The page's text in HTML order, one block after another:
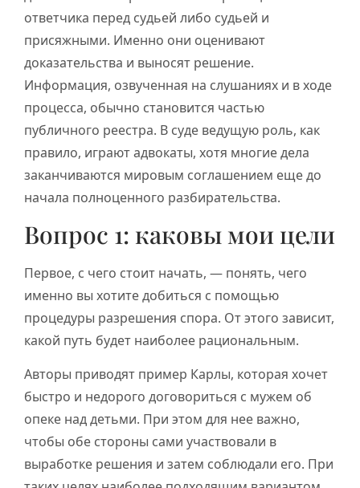
ответчика перед судьей либо судьей и
присяжными. Именно они оценивают
доказательства и выносят решение.
Информация, озвученная на слушаниях и в ходе
процесса, обычно становится частью
публичного реестра. В суде ведущую роль, как
правило, играют адвокаты, хотя многие дела
заканчиваются мировым соглашением еще до
начала полноценного разбирательства.
Вопрос 1: каковы мои цели
Первое, с чего стоит начать, — понять, чего
именно вы хотите добиться с помощью
процедуры разрешения спора. От этого зависит,
какой путь будет наиболее рациональным.
Авторы приводят пример Карлы, которая хочет
быстро и недорого договориться с мужем об
опеке над детьми. При этом для нее важно,
чтобы обе стороны сами участвовали в
выработке решения и затем соблюдали его. При